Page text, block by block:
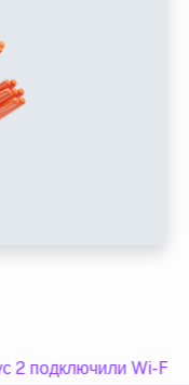
2 подключили Wi-Fi